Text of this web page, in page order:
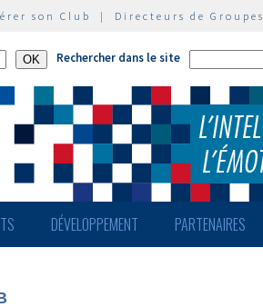
son Club | Directeurs de Groupes
Rechercher dans le site
DÉVELOPPEMENT PARTENAIRES